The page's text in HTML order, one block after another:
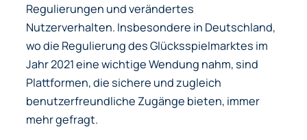
Regulierungen und verändertes
Nutzerverhalten. Insbesondere in Deutschland,
wo die Regulierung des Glücksspielmarktes im
Jahr 2021 eine wichtige Wendung nahm, sind
Plattformen, die sichere und zugleich
benutzerfreundliche Zugänge bieten, immer
mehr gefragt.